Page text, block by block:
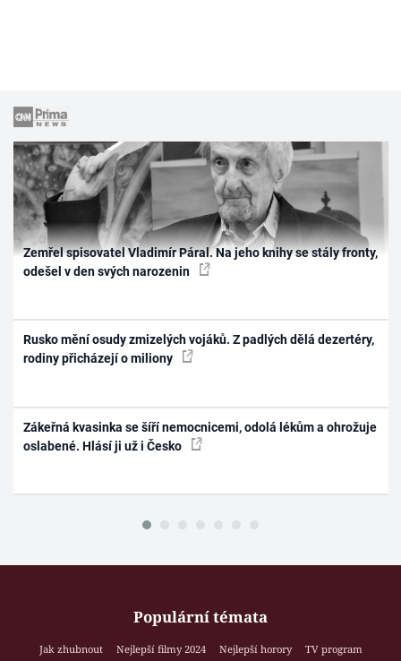
Zemřel spisovatel Vladimír Páral. Na jeho knihy se stály fronty,
odešel v den svých narozenin
Rusko mění osudy zmizelých vojáků. Z padlých dělá dezertéry,
rodiny přicházejí o miliony
Zákeřná kvasinka se šíří nemocnicemi, odolá lékům a ohrožuje
oslabené. Hlásí ji už i Česko
Populární témata
Jak zhubnout Nejlepší filmy 2024 Nejlepší horory
TV program